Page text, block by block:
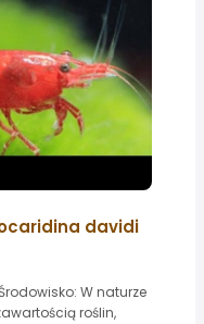
davidi
W naturze
roślin,